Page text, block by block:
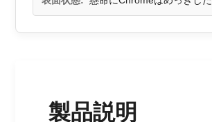
製品説明